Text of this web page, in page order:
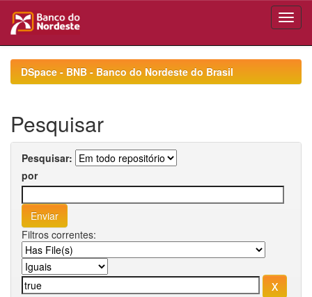
navigationDSpace - BNB - Banco do Nordeste do Brasil
Pesquisar
Pesquisar:
por
Filtros correntes: